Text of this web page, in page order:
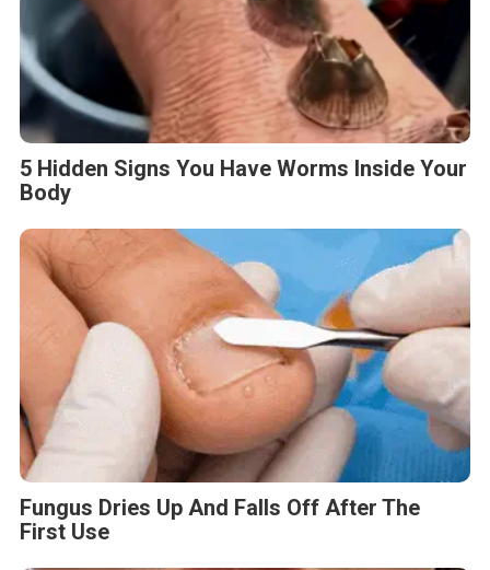
5 Hidden Signs You Have Worms Inside Your
Body
Fungus Dries Up And Falls Off After The
First Use